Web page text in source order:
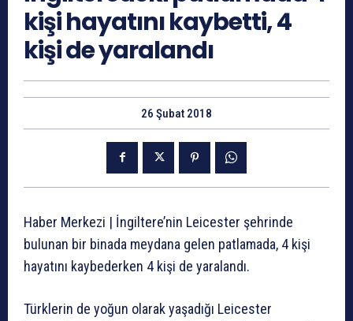
kişi hayatını kaybetti, 4
kişi de yaralandı
26 Şubat 2018
Haber Merkezi | İngiltere’nin Leicester şehrinde
bulunan bir binada meydana gelen patlamada, 4 kişi
hayatını kaybederken 4 kişi de yaralandı.
Türklerin de yoğun olarak yaşadığı Leicester